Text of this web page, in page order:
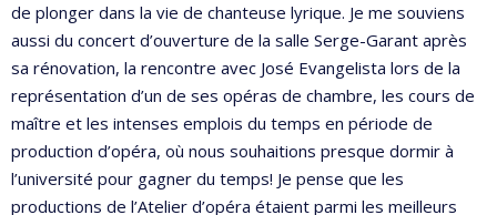
de plonger dans la vie de chanteuse lyrique. Je me souviens
aussi du concert d’ouverture de la salle Serge-Garant après
sa rénovation, la rencontre avec José Evangelista lors de la
représentation d’un de ses opéras de chambre, les cours de
maître et les intenses emplois du temps en période de
production d’opéra, où nous souhaitions presque dormir à
l’université pour gagner du temps! Je pense que les
productions de l’Atelier d’opéra étaient parmi les meilleurs